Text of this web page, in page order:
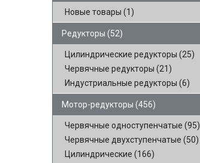
Новые товары (1)
Редукторы (52)
Цилиндрические редукторы (25)
Червячные редукторы (21)
Индустриальные редукторы (6)
Мотор-редукторы (456)
Червячные одноступенчатые (95)
Червячные двухступенчатые (50)
Цилиндрические (166)